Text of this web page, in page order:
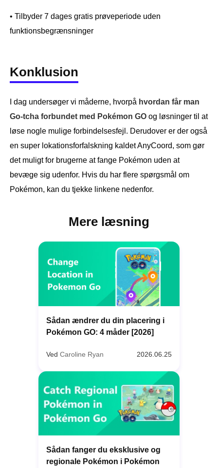
• Tilbyder 7 dages gratis prøveperiode uden
funktionsbegrænsninger
Konklusion
I dag undersøger vi måderne, hvorpå hvordan får man
Go-tcha forbundet med Pokémon GO og løsninger til at
løse nogle mulige forbindelsesfejl. Derudover er der også
en super lokationsforfalskning kaldet AnyCoord, som gør
det muligt for brugerne at fange Pokémon uden at
bevæge sig udenfor. Hvis du har flere spørgsmål om
Pokémon, kan du tjekke linkene nedenfor.
Mere læsning
Sådan ændrer du din placering i
Pokémon GO: 4 måder [2026]
Ved Caroline Ryan 2026.06.25
Sådan fanger du eksklusive og
regionale Pokémon i Pokémon